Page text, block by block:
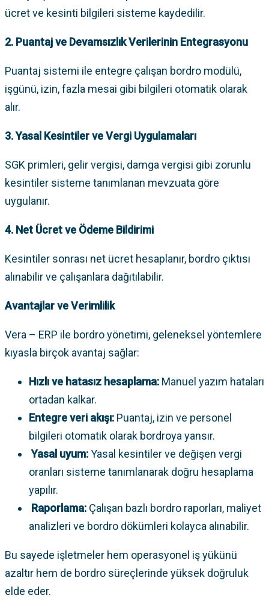
ücret ve kesinti bilgileri sisteme kaydedilir.
2. Puantaj ve Devamsızlık Verilerinin Entegrasyonu
Puantaj sistemi ile entegre çalışan bordro modülü,
işgünü, izin, fazla mesai gibi bilgileri otomatik olarak
alır.
3. Yasal Kesintiler ve Vergi Uygulamaları
SGK primleri, gelir vergisi, damga vergisi gibi zorunlu
kesintiler sisteme tanımlanan mevzuata göre
uygulanır.
4. Net Ücret ve Ödeme Bildirimi
Kesintiler sonrası net ücret hesaplanır, bordro çıktısı
alınabilir ve çalışanlara dağıtılabilir.
Avantajlar ve Verimlilik
Vera – ERP ile bordro yönetimi, geleneksel yöntemlere
kıyasla birçok avantaj sağlar:
Hızlı ve hatasız hesaplama: Manuel yazım hataları
ortadan kalkar.
Entegre veri akışı: Puantaj, izin ve personel
bilgileri otomatik olarak bordroya yansır.
Yasal uyum:Yasal kesintiler ve değişen vergi
oranları sisteme tanımlanarak doğru hesaplama
yapılır.
Raporlama: Çalışan bazlı bordro raporları, maliyet
analizleri ve bordro dökümleri kolayca alınabilir.
Bu sayede işletmeler hem operasyonel iş yükünü
azaltır hem de bordro süreçlerinde yüksek doğruluk
elde eder.